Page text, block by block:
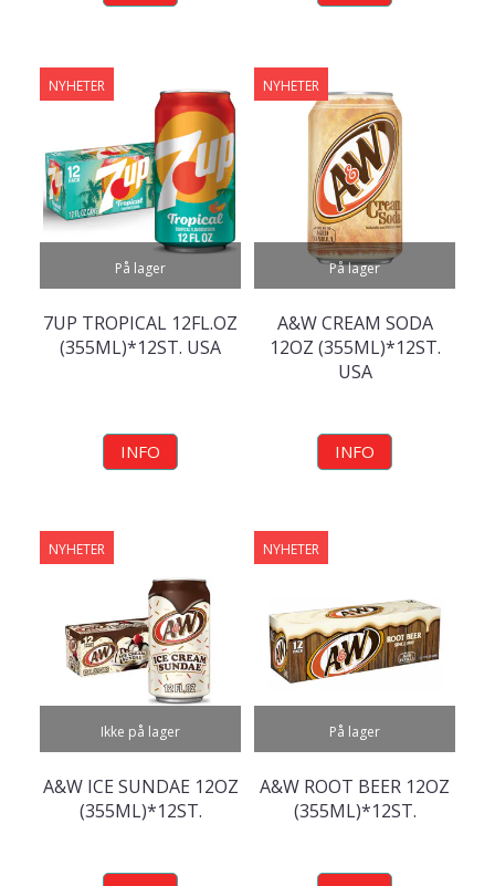
På lager
NYHETER
7UP TROPICAL 12FL.OZ
(355ML)*12ST. USA
INFO
På lager
NYHETER
A&W CREAM SODA
12OZ (355ML)*12ST.
USA
INFO
Ikke på lager
NYHETER
A&W ICE SUNDAE 12OZ
(355ML)*12ST.
På lager
NYHETER
A&W ROOT BEER 12OZ
(355ML)*12ST.